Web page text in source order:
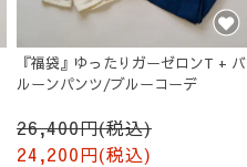
『福袋』ゆったりガーゼロンT + バ
ルーンパンツ/ブルーコーデ
26,400円(税込)
24,200円(税込)